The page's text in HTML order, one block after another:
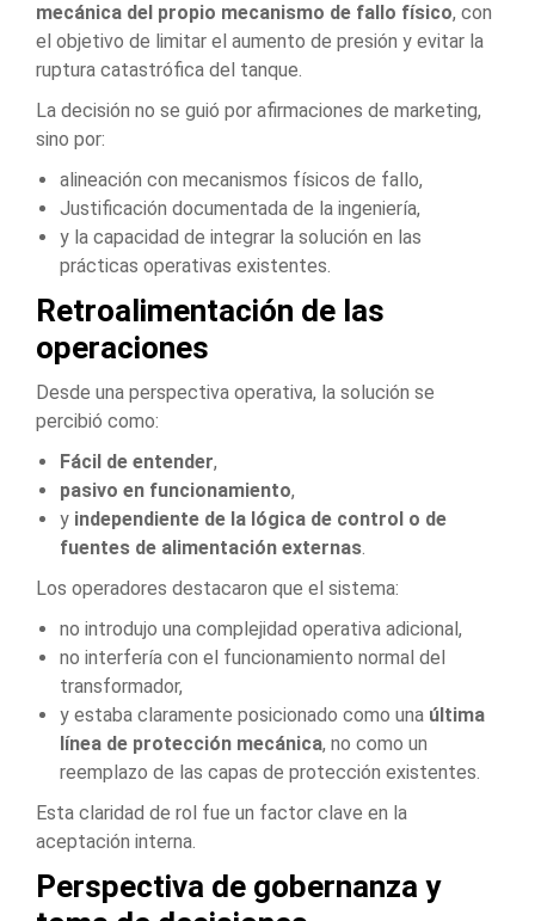
mecánica del propio mecanismo de fallo físico, con
el objetivo de limitar el aumento de presión y evitar la
ruptura catastrófica del tanque.
La decisión no se guió por afirmaciones de marketing,
sino por:
alineación con mecanismos físicos de fallo,
Justificación documentada de la ingeniería,
y la capacidad de integrar la solución en las
prácticas operativas existentes.
Retroalimentación de las
operaciones
Desde una perspectiva operativa, la solución se
percibió como:
Fácil de entender,
pasivo en funcionamiento,
y independiente de la lógica de control o de
fuentes de alimentación externas.
Los operadores destacaron que el sistema:
no introdujo una complejidad operativa adicional,
no interfería con el funcionamiento normal del
transformador,
y estaba claramente posicionado como una última
línea de protección mecánica, no como un
reemplazo de las capas de protección existentes.
Esta claridad de rol fue un factor clave en la
aceptación interna.
Perspectiva de gobernanza y